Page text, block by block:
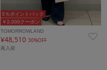
￥2,000クーポン
5％ポイントバック
TOMORROWLAND
¥48,510 30%OFF
再入荷